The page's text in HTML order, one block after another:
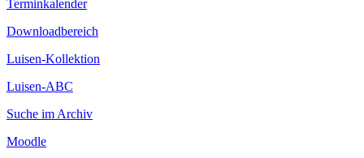
Terminkalender
Downloadbereich
Luisen-Kollektion
Luisen-ABC
Suche im Archiv
Moodle